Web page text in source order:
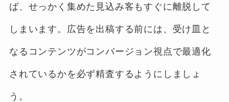
ば、せっかく集めた見込み客もすぐに離脱して
しまいます。広告を出稿する前には、受け皿と
なるコンテンツがコンバージョン視点で最適化
されているかを必ず精査するようにしましょ
う。